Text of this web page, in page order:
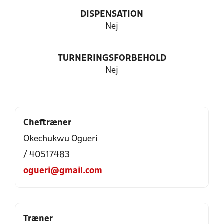
DISPENSATION
Nej
TURNERINGSFORBEHOLD
Nej
Cheftræner
Okechukwu Ogueri
/ 40517483
ogueri@gmail.com
Træner